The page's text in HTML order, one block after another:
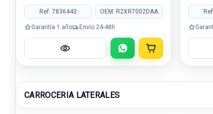
Ref: 7836443 OEM: R2XR7002DAA
Garantía 1 año Envío 24-48h
CARROCERIA LATERALES